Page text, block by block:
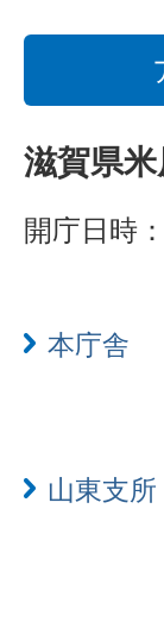
滋賀県
開庁日時：
本庁舎
山東支所